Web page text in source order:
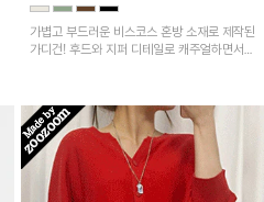
가볍고 부드러운 비스코스 혼방 소재로 제작된
가디건! 후드와 지퍼 디테일로 캐주얼하면서도